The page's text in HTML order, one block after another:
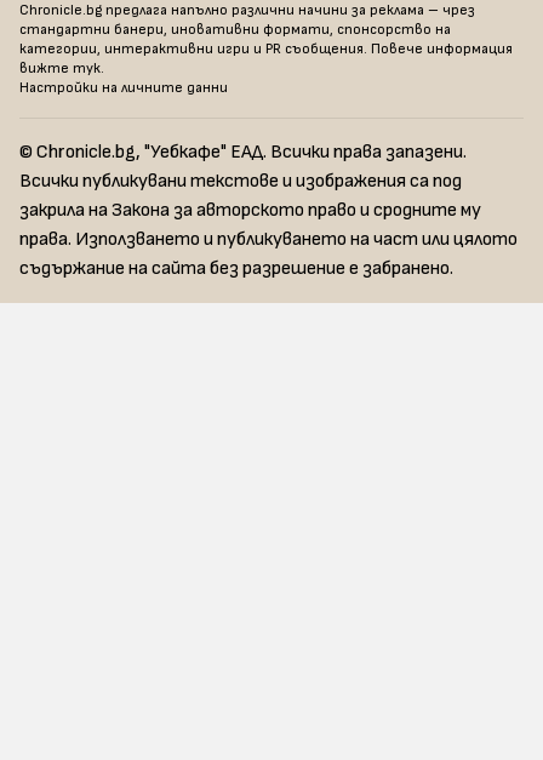
Chronicle.bg предлага напълно различни начини за реклама – чрез
стандартни банери, иновативни формати, спонсорство на
категории, интерактивни игри и PR съобщения. Повече информация
вижте тук.
Настройки на личните данни
© Chronicle.bg, "Уебкафе" ЕАД. Всички права запазени.
Всички публикувани текстове и изображения са под
закрила на Закона за авторското право и сродните му
права. Използването и публикуването на част или цялото
съдържание на сайта без разрешение е забранено.